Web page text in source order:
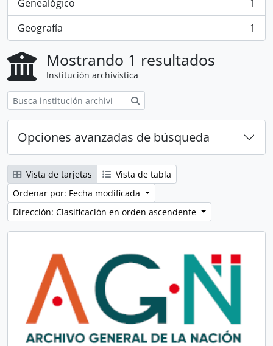
Genealógico
, 1 resultados
1
Geografía
, 1 resultados 1
Mostrando 1 resultados
Institución archivística
Opciones avanzadas de búsqueda
Vista de tarjetas
Vista de tabla
Ordenar por: Fecha modificada
Dirección: Clasificación en orden ascendente